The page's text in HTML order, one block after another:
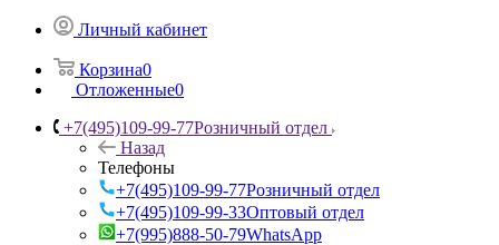
Личный кабинет
Корзина0
Отложенные0
+7(495)109-99-77Розничный отдел
Назад
Телефоны
+7(495)109-99-77Розничный отдел
+7(495)109-99-33Оптовый отдел
+7(995)888-50-79WhatsApp